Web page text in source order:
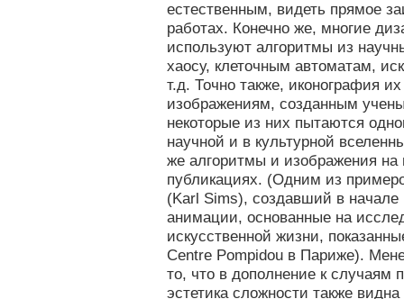
естественным, видеть прямое
работах. Конечно же, многие
используют алгоритмы из
хаосу, клеточным автоматам,
т.д. Точно также, иконография
изображениям, созданным
некоторые из них пытаются
научной и в культурной
же алгоритмы и изображения на
публикациях. (Одним из
(Karl Sims), создавший в
анимации, основанные на
искусственной жизни,
Centre Pompidou в Париже).
то, что в дополнение к случаям
эстетика сложности также